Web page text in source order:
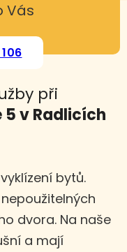
Vás
při
5 v Radlicích
bytů.
dvora. Na naše
a mají